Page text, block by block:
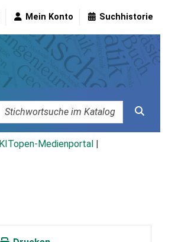
Mein Konto Suchhistorie
KITopen-Medienportal